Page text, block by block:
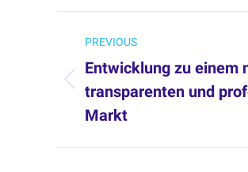
navigation
PREVIOUS
Previous
post:
Entwicklung zu einem
transparenten und
Markt